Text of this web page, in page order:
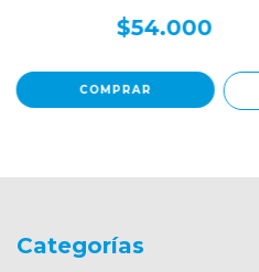
$54.000
Categorías